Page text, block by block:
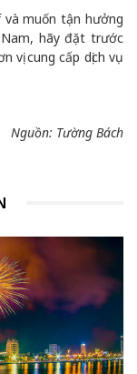
và muốn tận hưởng
hãy đặt trước
vị cung cấp dịch vụ
Nguồn: Tường Bách